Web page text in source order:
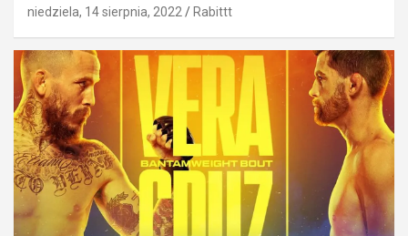
niedziela, 14 sierpnia, 2022 Rabittt